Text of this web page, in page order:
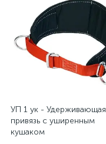
УП 1 ук - Удерживающая
привязь с уширенным
кушаком